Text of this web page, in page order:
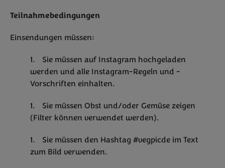
Teilnahmebedingungen
Einsendungen müssen:
Sie müssen auf Instagram hochgeladen
werden und alle Instagram-Regeln und -
Vorschriften einhalten.
Sie müssen Obst und/oder Gemüse zeigen
(Filter können verwendet werden).
Sie müssen den Hashtag #vegpicde im Text
zum Bild verwenden.